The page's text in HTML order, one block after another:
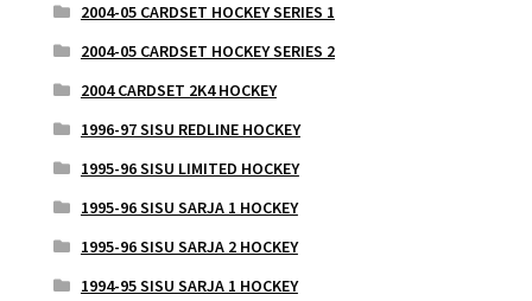
2004-05 CARDSET HOCKEY SERIES 1
2004-05 CARDSET HOCKEY SERIES 2
2004 CARDSET 2K4 HOCKEY
1996-97 SISU REDLINE HOCKEY
1995-96 SISU LIMITED HOCKEY
1995-96 SISU SARJA 1 HOCKEY
1995-96 SISU SARJA 2 HOCKEY
1994-95 SISU SARJA 1 HOCKEY